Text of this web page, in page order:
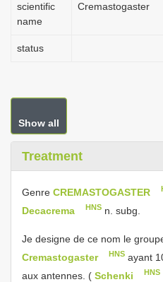
scientific
name
Cremastogaster
status
Show all
Treatment
Genre CREMASTOGASTER
Decacrema
HNS n. subg.
Je designe de ce nom le
Cremastogaster
HNS ayant
aux antennes. ( Schenki HNS